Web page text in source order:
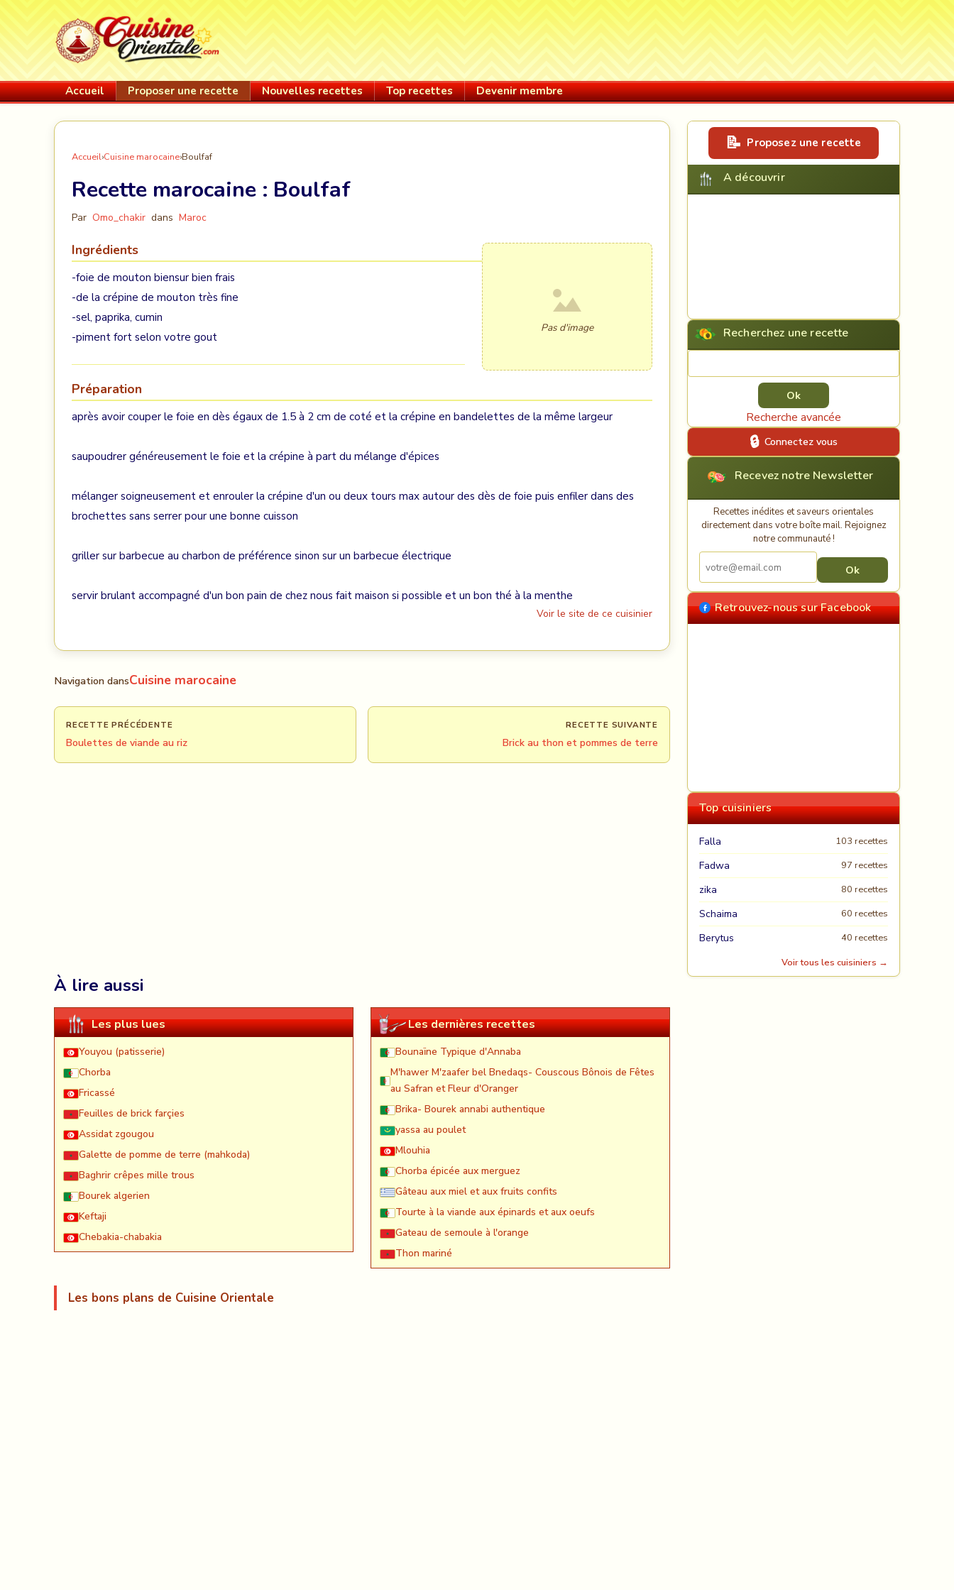
Accueil Proposer une recette Nouvelles recettes Top recettes Devenir membre
Accueil›Cuisine marocaine›Boulfaf
Recette marocaine : Boulfaf
Par Omo_chakir dans Maroc
Pas d'image
Ingrédients
-foie de mouton biensur bien frais
-de la crépine de mouton très fine
-sel, paprika, cumin
-piment fort selon votre gout
Préparation
après avoir couper le foie en dès égaux de 1.5 à 2 cm de coté et la crépine en bandelettes de la même largeur
saupoudrer généreusement le foie et la crépine à part du mélange d'épices
mélanger soigneusement et enrouler la crépine d'un ou deux tours max autour des dès de foie puis enfiler dans des
brochettes sans serrer pour une bonne cuisson
griller sur barbecue au charbon de préférence sinon sur un barbecue électrique
servir brulant accompagné d'un bon pain de chez nous fait maison si possible et un bon thé à la menthe
Voir le site de ce cuisinier
Navigation dansCuisine marocaine
RECETTE PRÉCÉDENTE
Boulettes de viande au riz
RECETTE SUIVANTE
Brick au thon et pommes de terre
À lire aussi
Les plus lues
Youyou (patisserie)
Chorba
Fricassé
Feuilles de brick farçies
Assidat zgougou
Galette de pomme de terre (mahkoda)
Baghrir crêpes mille trous
Bourek algerien
Keftaji
Chebakia-chabakia
Les dernières recettes
Bounaïne Typique d'Annaba
M'hawer M'zaafer bel Bnedaqs- Couscous Bônois de Fêtes
au Safran et Fleur d'Oranger
Brika- Bourek annabi authentique
yassa au poulet
Mlouhia
Chorba épicée aux merguez
Gâteau aux miel et aux fruits confits
Tourte à la viande aux épinards et aux oeufs
Gateau de semoule à l'orange
Thon mariné
Les bons plans de Cuisine Orientale
Proposez une recette
A découvrir
Recherchez une recette
Recherche avancée
Connectez vous
Recevez notre Newsletter
Recettes inédites et saveurs orientales
directement dans votre boîte mail. Rejoignez
notre communauté !
Retrouvez-nous sur Facebook
Top cuisiniers
Falla 103 recettes
Fadwa 97 recettes
zika 80 recettes
Schaima 60 recettes
Berytus
40 recettes
Voir tous les cuisiniers →